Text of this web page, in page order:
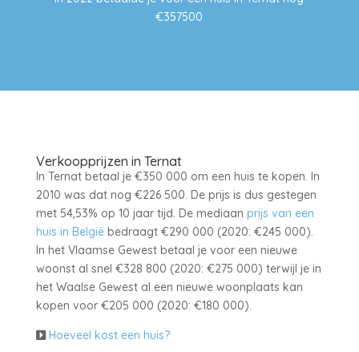
€357500
Verkoopprijzen in Ternat
In Ternat betaal je €350 000 om een huis te kopen. In
2010 was dat nog €226 500. De prijs is dus gestegen
met 54,53% op 10 jaar tijd. De mediaan prijs van een
huis in Belgiëbedraagt €290 000 (2020: €245 000).
In het Vlaamse Gewest betaal je voor een nieuwe
woonst al snel €328 800 (2020: €275 000) terwijl je in
het Waalse Gewest al een nieuwe woonplaats kan
kopen voor €205 000 (2020: €180 000).
Hoeveel kost een huis?